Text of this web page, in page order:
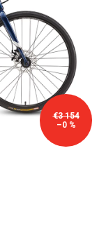
€3 154
–0 %